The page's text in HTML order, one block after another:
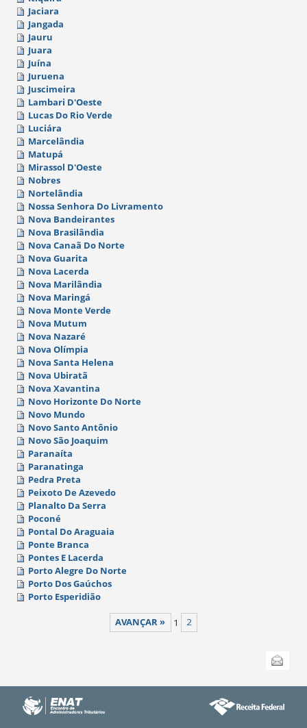
Jaciara
Jangada
Jauru
Juara
Juína
Juruena
Juscimeira
Lambari D'Oeste
Lucas Do Rio Verde
Luciára
Marcelândia
Matupá
Mirassol D'Oeste
Nobres
Nortelândia
Nossa Senhora Do Livramento
Nova Bandeirantes
Nova Brasilândia
Nova Canaã Do Norte
Nova Guarita
Nova Lacerda
Nova Marilândia
Nova Maringá
Nova Monte Verde
Nova Mutum
Nova Nazaré
Nova Olímpia
Nova Santa Helena
Nova Ubiratã
Nova Xavantina
Novo Horizonte Do Norte
Novo Mundo
Novo Santo Antônio
Novo São Joaquim
Paranaíta
Paranatinga
Pedra Preta
Peixoto De Azevedo
Planalto Da Serra
Poconé
Pontal Do Araguaia
Ponte Branca
Pontes E Lacerda
Porto Alegre Do Norte
Porto Dos Gaúchos
Porto Esperidião
AVANÇAR » 1
2